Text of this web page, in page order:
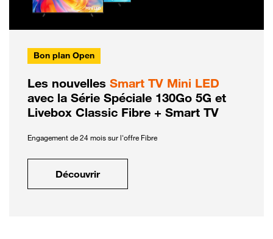
Bon plan Open
Les nouvelles Smart TV Mini LED
avec la Série Spéciale 130Go 5G et
Livebox Classic Fibre + Smart TV
Engagement de 24 mois sur l'offre Fibre
Découvrir